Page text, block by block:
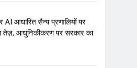
AI आधारित सैन्य प्रणालियों पर
तेज़, आधुनिकीकरण पर सरकार का